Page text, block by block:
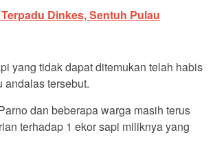
Dinkes, Sentuh Pulau
yang tidak dapat ditemukan telah habis
andalas tersebut.
dan beberapa warga masih terus
terhadap 1 ekor sapi miliknya yang